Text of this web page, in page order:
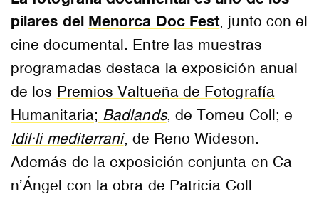
pilares del Menorca Doc Fest, junto con el
cine documental. Entre las muestras
programadas destaca la exposición anual
de los Premios Valtueña de Fotografía
Humanitaria; Badlands, de Tomeu Coll; e
Idil·li mediterrani, de Reno Wideson.
Además de la exposición conjunta en Ca
n’Ángel con la obra de Patricia Coll